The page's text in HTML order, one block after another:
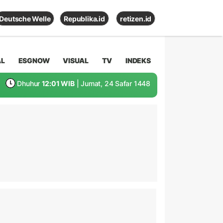
Deutsche Welle Republika.id retizen.id
ESGNOW VISUAL TV INDEKS
Dhuhur 12:01 WIB | Jumat, 24 Safar 1448